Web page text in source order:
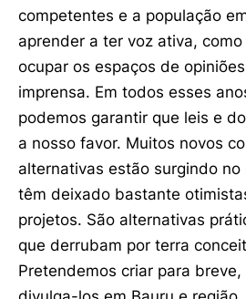
competentes e a população
aprender a ter voz ativa,
ocupar os espaços de
imprensa. Em todos esses
podemos garantir que leis e
a nosso favor. Muitos novos
alternativas estão surgindo no
têm deixado bastante
projetos. São alternativas
que derrubam por terra
Pretendemos criar para breve,